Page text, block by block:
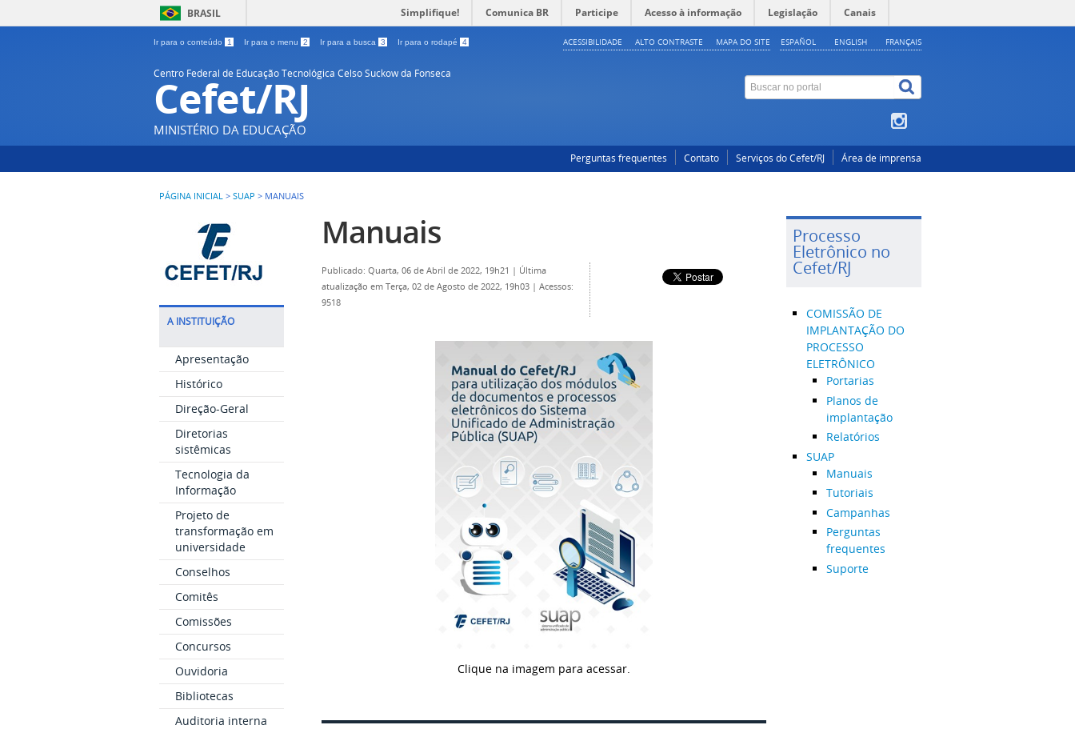
BRASIL Simplifique! Comunica BR Participe Acesso à informação Legislação Canais
Ir para o conteúdo 1 Ir para o menu 2 Ir para a busca 3 Ir para o rodapé 4 ESPAÑOL ENGLISH FRANÇAIS
ACESSIBILIDADE ALTO CONTRASTE MAPA DO SITE
Centro Federal de Educação Tecnológica Celso Suckow da Fonseca
Cefet/RJ
MINISTÉRIO DA EDUCAÇÃO
Perguntas frequentes Contato Serviços do Cefet/RJ Área de imprensa
PÁGINA INICIAL > SUAP > MANUAIS
A INSTITUIÇÃO
Apresentação
Histórico
Direção-Geral
Diretorias
sistêmicas
Tecnologia da
Informação
Projeto de
transformação em
universidade
Conselhos
Comitês
Comissões
Concursos
Ouvidoria
Bibliotecas
Auditoria interna
Manuais
Publicado: Quarta, 06 de Abril de 2022, 19h21 | Última
atualização em Terça, 02 de Agosto de 2022, 19h03 | Acessos:
9518
Clique na imagem para acessar.
Processo
Eletrônico no
Cefet/RJ
COMISSÃO DE
IMPLANTAÇÃO DO
PROCESSO
ELETRÔNICO
Portarias
Planos de
implantação
Relatórios
SUAP
Manuais
Tutoriais
Campanhas
Perguntas
frequentes
Suporte